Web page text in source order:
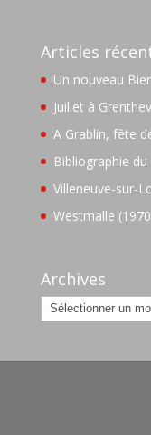
Articles
Un nouveau
Juillet à
A Grablin, fête
Bibliographie
Villeneuve-sur-
Westmalle
Archives
Archives